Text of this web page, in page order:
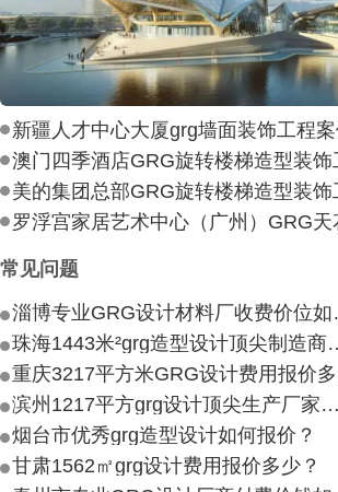
新疆人才中心大厦grg墙面装饰工程案
澳门四季酒店GRG旋转楼梯造型装饰
美的集团总部GRG旋转楼梯造型装饰
常见问题
淄博
珠海1443米²grg
滨州1217平方grg设计顶尖生产厂家价目如何？
烟台市优秀grg造型设计如何报价？
甘肃1562㎡grg设计费用报价多少？